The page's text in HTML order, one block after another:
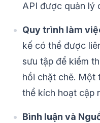
API được quản lý
Quy trình làm
kế có thể được
sưu tập để kiểm
hồi chặt chẽ. Một
thể kích hoạt cập
Bình luận và